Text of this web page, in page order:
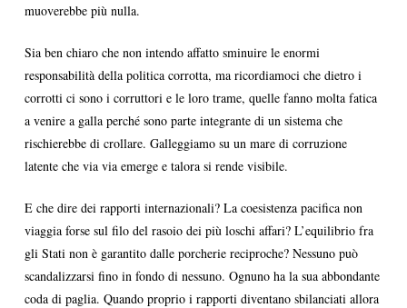
muoverebbe più nulla.
Sia ben chiaro che non intendo affatto sminuire le enormi
responsabilità della politica corrotta, ma ricordiamoci che dietro i
corrotti ci sono i corruttori e le loro trame, quelle fanno molta fatica
a venire a galla perché sono parte integrante di un sistema che
rischierebbe di crollare. Galleggiamo su un mare di corruzione
latente che via via emerge e talora si rende visibile.
E che dire dei rapporti internazionali? La coesistenza pacifica non
viaggia forse sul filo del rasoio dei più loschi affari? L’equilibrio fra
gli Stati non è garantito dalle porcherie reciproche? Nessuno può
scandalizzarsi fino in fondo di nessuno. Ognuno ha la sua abbondante
coda di paglia. Quando proprio i rapporti diventano sbilanciati allora